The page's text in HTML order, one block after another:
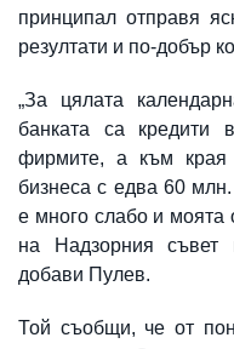
принципал отправя
резултати и по-добър
„За цялата
банката са
фирмите, а към края
бизнеса с едва 60
е много слабо и
на Надзорния съвет
добави Пулев.
Той съобщи, че от